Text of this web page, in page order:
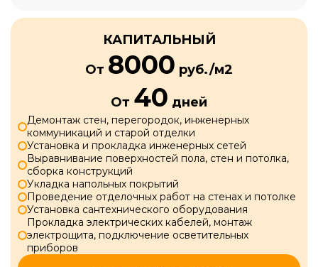
КАПИТАЛЬНЫЙ
От 8000 руб./м2
От 40 дней
Демонтаж стен, перегородок, инженерных
коммуникаций и старой отделки
Установка и прокладка инженерных сетей
Выравнивание поверхностей пола, стен и потолка,
сборка конструкций
Укладка напольных покрытий
Проведение отделочных работ на стенах и потолке
Установка сантехнического оборудования
Прокладка электрических кабелей, монтаж
электрощита, подключение осветительных
приборов